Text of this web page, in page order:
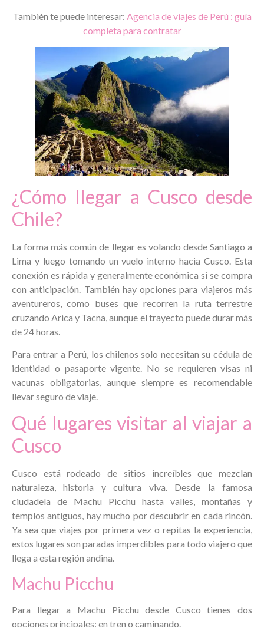
También te puede interesar: Agencia de viajes de Perú : guía
completa para contratar
¿Cómo llegar a Cusco desde
Chile?
La forma más común de llegar es volando desde Santiago a
Lima y luego tomando un vuelo interno hacia Cusco. Esta
conexión es rápida y generalmente económica si se compra
con anticipación. También hay opciones para viajeros más
aventureros, como buses que recorren la ruta terrestre
cruzando Arica y Tacna, aunque el trayecto puede durar más
de 24 horas.
Para entrar a Perú, los chilenos solo necesitan su cédula de
identidad o pasaporte vigente. No se requieren visas ni
vacunas obligatorias, aunque siempre es recomendable
llevar seguro de viaje.
Qué lugares visitar al viajar a
Cusco
Cusco está rodeado de sitios increíbles que mezclan
naturaleza, historia y cultura viva. Desde la famosa
ciudadela de Machu Picchu hasta valles, montañas y
templos antiguos, hay mucho por descubrir en cada rincón.
Ya sea que viajes por primera vez o repitas la experiencia,
estos lugares son paradas imperdibles para todo viajero que
llega a esta región andina.
Machu Picchu
Para llegar a Machu Picchu desde Cusco tienes dos
opciones principales: en tren o caminando.